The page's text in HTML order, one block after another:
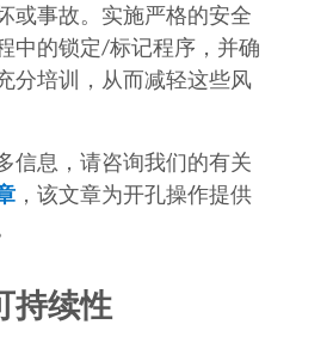
或事故。实施严格的安全
中的锁定/标记程序，并确
分培训，从而减轻这些风
信息，请咨询我们的有关
，该文章为开孔操作提供
持续性